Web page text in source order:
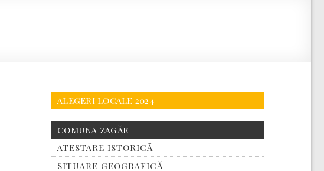
ALEGERI LOCALE 2024
COMUNA ZAGĂR
ATESTARE ISTORICĂ
SITUARE GEOGRAFICĂ